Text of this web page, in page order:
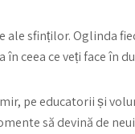
ale sfinților. Oglinda
ceea ce veți face în
pe educatorii și
să devină de